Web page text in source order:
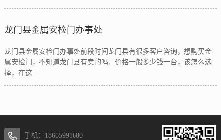
龙门县金属安检门办事处
龙门县金属安检门办事处前段时间龙门县有很多客户咨询，想购买金
属安检门，不知道龙门县有卖的吗，价格一般多少钱一台，该怎么选
择，在这...
手机：18665991680